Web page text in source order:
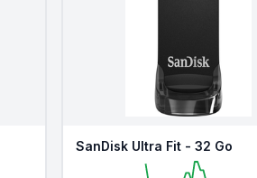
SanDisk Ultra Fit - 32 Go